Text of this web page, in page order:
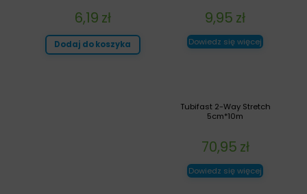
9,95 zł
Dowiedz się więcej
6,19 zł
Dodaj do koszyka
Tubifast 2-Way Stretch
5cm*10m
70,95 zł
Dowiedz się więcej